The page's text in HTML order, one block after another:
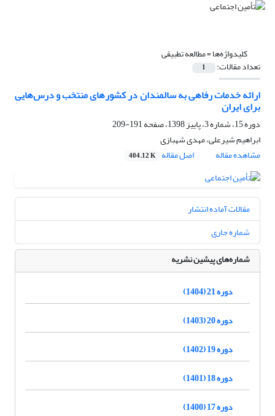
کلیدواژه‌ها =مطالعه تطبیقی
تعداد مقالات: 1
ارائه خدمات رفاهی به سالمندان در کشورهای منتخب و درس‌هایی
برای ایران
دوره 15، شماره 3، پاییز 1398، صفحه
191-209
ابراهیم شیرعلی، مهدی شهبازی
مشاهده مقاله
اصل مقاله 404.12 K
مقالات آماده انتشار
شماره جاری
شماره‌های پیشین نشریه
دوره 21 (1404)
دوره 20 (1403)
دوره 19 (1402)
دوره 18 (1401)
دوره 17 (1400)